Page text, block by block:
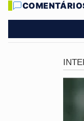
"Virginia
Essa partida
entre aqueles
como também
vasta, com fãs e
grandes produções